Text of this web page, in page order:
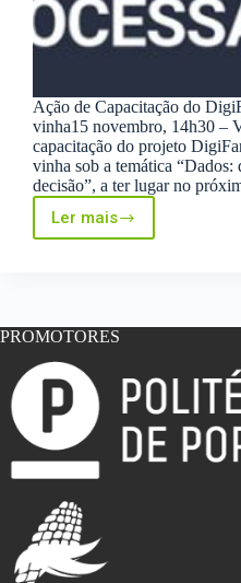
Ação de Capacitação do
vinha15 novembro, 14h30 –
capacitação do projeto
vinha sob a temática “Dados:
decisão”, a ter lugar no
Ler mais
Ação
de
para
a
PROMOTORES